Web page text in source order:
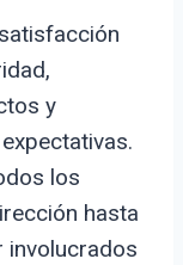
y
los
hasta
involucrados